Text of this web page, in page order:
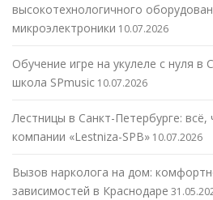
высокотехнологичного
микроэлектроники 10.07.2026
Обучение игре на укулеле с нуля
школа SPmusic 10.07.2026
Лестницы в Санкт-Петербурге:
компании «Lestniza-SPB» 10.07.2026
Вызов нарколога на дом:
зависимостей в Краснодаре